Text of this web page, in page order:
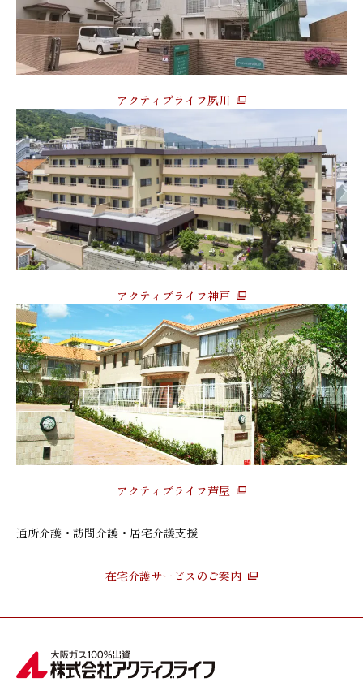
アクティブライフ夙川
アクティブライフ神戸
アクティブライフ芦屋
通所介護・訪問介護・居宅介護支援
在宅介護サービスのご案内